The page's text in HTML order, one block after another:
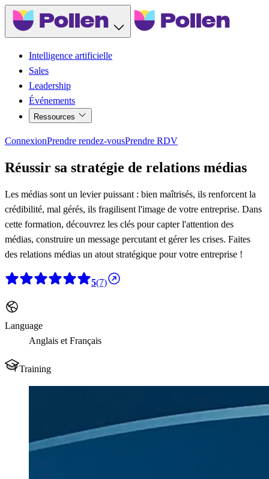
Intelligence artificielle
Sales
Leadership
Événements
Ressources
ConnexionPrendre rendez-vousPrendre RDV
Réussir sa stratégie de relations médias
Les médias sont un levier puissant : bien maîtrisés, ils renforcent la
crédibilité, mal gérés, ils fragilisent l'image de votre entreprise. Dans
cette formation, découvrez les clés pour capter l'attention des
médias, construire un message percutant et gérer les crises. Faites
des relations médias un atout stratégique pour votre entreprise !
5(7)
Language
Anglais et Français
Training